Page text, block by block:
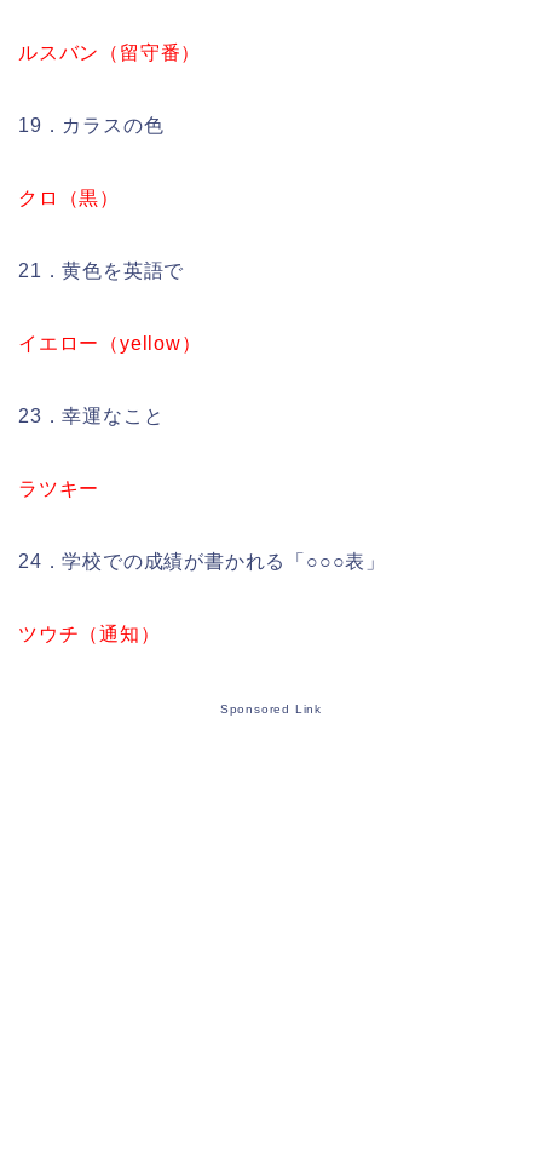
ルスバン（留守番）
19．カラスの色
クロ（黒）
21．黄色を英語で
イエロー（yellow）
23．幸運なこと
ラツキー
24．学校での成績が書かれる「○○○表」
ツウチ（通知）
Sponsored Link